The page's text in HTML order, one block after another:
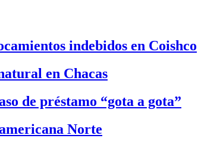
indebidos en Coishco
en Chacas
de préstamo “gota a gota”
Norte